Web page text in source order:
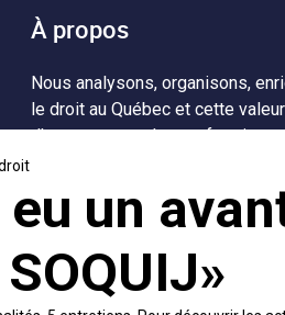
À propos
Nous analysons, organisons,
le droit au Québec et cette
d’accompagner les
population dans sa
Accès rapides